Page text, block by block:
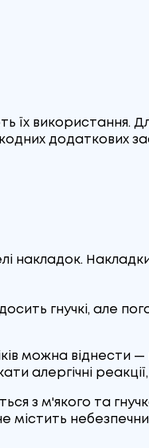
їх використання.
додаткових
накладок.
гнучкі, але
можна віднести
алергічні реакції,
з м'якого та